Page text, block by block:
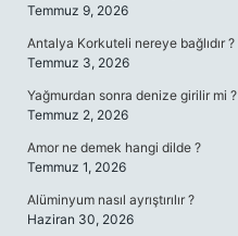
Temmuz 9, 2026
Antalya Korkuteli nereye bağlıdır ?
Temmuz 3, 2026
Yağmurdan sonra denize girilir mi ?
Temmuz 2, 2026
Amor ne demek hangi dilde ?
Temmuz 1, 2026
Alüminyum nasıl ayrıştırılır ?
Haziran 30, 2026